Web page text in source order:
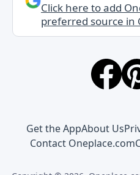
Click here to add
preferred source in
Get the AppAbout Us
Contact Oneplace.com